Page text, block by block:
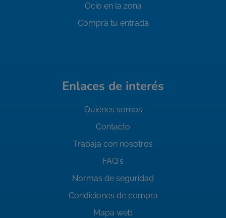
Ocio en la zona
Compra tu entrada
Enlaces de interés
Quiénes somos
Contacto
Trabaja con nosotros
FAQ's
Normas de seguridad
Condiciones de compra
Mapa web